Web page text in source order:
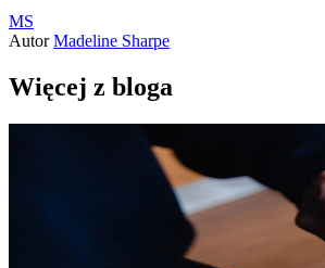
MS
Autor Madeline Sharpe
Więcej z bloga